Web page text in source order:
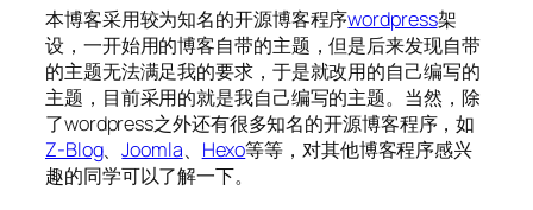
本博客采用较为知名的开源博客程序wordpress架
设，一开始用的博客自带的主题，但是后来发现自带
的主题无法满足我的要求，于是就改用的自己编写的
主题，目前采用的就是我自己编写的主题。当然，除
了wordpress之外还有很多知名的开源博客程序，如
Z-Blog、Joomla、 Hexo等等，对其他博客程序感兴
趣的同学可以了解一下。